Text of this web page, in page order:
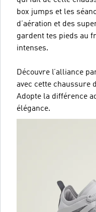
box jumps et les
d’aération et des
gardent tes pieds au
intenses.
Découvre l’alliance
avec cette chaussure
Adopte la différence
élégance.